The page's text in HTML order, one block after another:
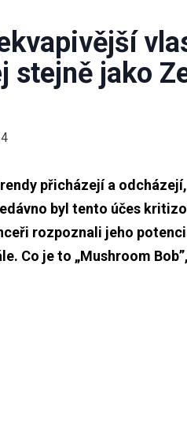
stejně jako
přicházejí a
byl tento účes
rozpoznali jeho
Co je to „Mushroom